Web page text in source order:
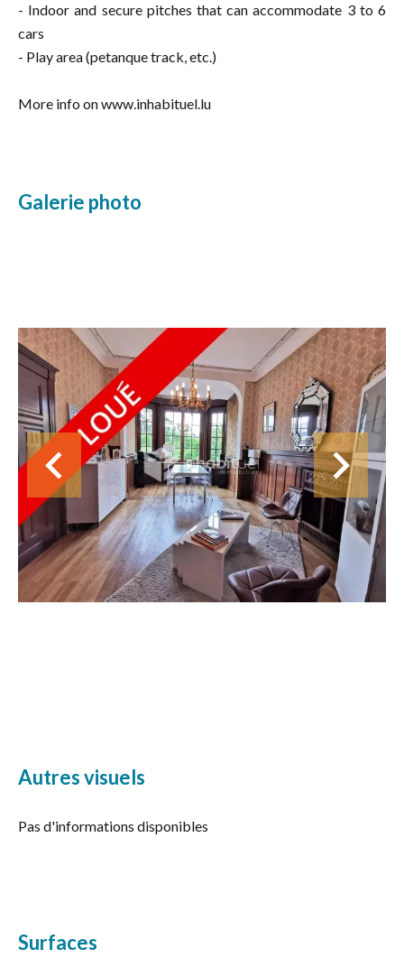
- Indoor and secure pitches that can accommodate 3 to 6
cars
- Play area (petanque track, etc.)
More info on www.inhabituel.lu
Galerie photo
Autres visuels
Pas d'informations disponibles
Surfaces